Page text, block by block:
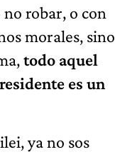
robar, o con
morales, sino
todo aquel
es un
ya no sos